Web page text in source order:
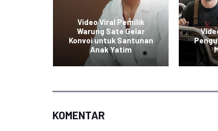
Video Viral Pemilik
Warung Sate Gelar
Konvoi untuk Santunan
Anak Yatim
KOMENTAR